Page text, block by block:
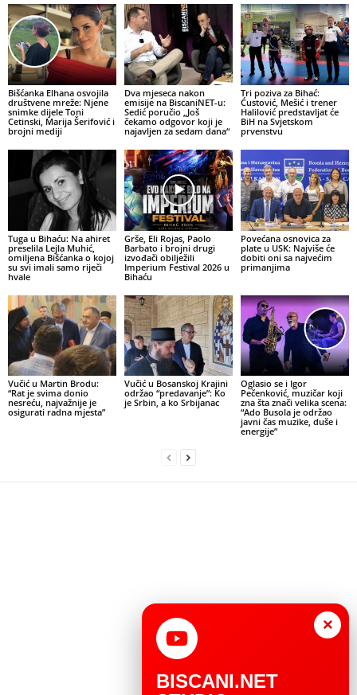
Bišćanka Elhana osvojila
društvene mreže: Njene
snimke dijele Toni
Cetinski, Marija Šerifović i
brojni mediji
Dva mjeseca nakon
emisije na BiscaniNET-u:
Sedić poručio „Još
čekamo odgovor koji je
najavljen za sedam dana“
Tri poziva za Bihać:
Ćustović, Mešić i trener
Halilović predstavljat će
BiH na Svjetskom
prvenstvu
Tuga u Bihaću: Na ahiret
preselila Lejla Muhić,
omiljena Bišćanka o kojoj
su svi imali samo riječi
hvale
Grše, Eli Rojas, Paolo
Barbato i brojni drugi
izvođači obilježili
Imperium Festival 2026 u
Bihaću
Povećana osnovica za
plate u USK: Najviše će
dobiti oni sa najvećim
primanjima
Vučić u Martin Brodu:
“Rat je svima donio
nesreću, najvažnije je
osigurati radna mjesta”
Vučić u Bosanskoj Krajini
održao “predavanje”: Ko
je Srbin, a ko Srbijanac
Oglasio se i Igor
Pečenković, muzičar koji
zna šta znači velika scena:
“Ado Busola je održao
javni čas muzike, duše i
energije”
×
BISCANI.NET